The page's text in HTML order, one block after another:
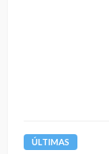
ÚLTIMAS